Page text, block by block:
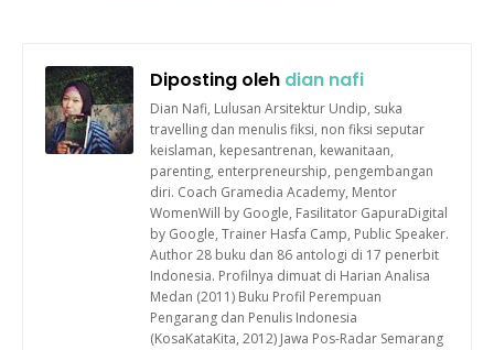
Diposting oleh dian nafi
Dian Nafi, Lulusan Arsitektur Undip, suka
travelling dan menulis fiksi, non fiksi seputar
keislaman, kepesantrenan, kewanitaan,
parenting, enterpreneurship, pengembangan
diri. Coach Gramedia Academy, Mentor
WomenWill by Google, Fasilitator GapuraDigital
by Google, Trainer Hasfa Camp, Public Speaker.
Author 28 buku dan 86 antologi di 17 penerbit
Indonesia. Profilnya dimuat di Harian Analisa
Medan (2011) Buku Profil Perempuan
Pengarang dan Penulis Indonesia
(KosaKataKita, 2012) Jawa Pos-Radar Semarang